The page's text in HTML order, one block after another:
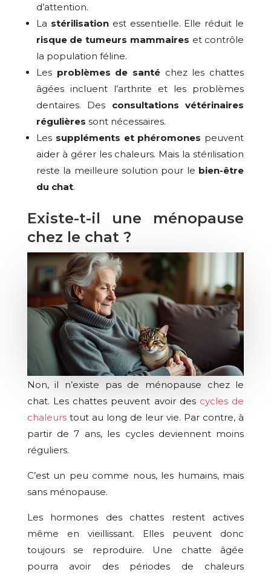
d’attention.
La stérilisationest essentielle. Elle réduit le
risque de tumeurs mammaires et contrôle
la population féline.
Les problèmes de santé chez les chattes
âgées incluent l’arthrite et les problèmes
dentaires. Des consultations vétérinaires
régulières sont nécessaires.
Les suppléments et phéromones peuvent
aider à gérer les chaleurs. Mais la stérilisation
reste la meilleure solution pour le bien-être
du chat.
Existe-t-il une ménopause
chez le chat ?
Non, il n’existe pas de ménopause chez le
chat. Les chattes peuvent avoir des cycles de
chaleurstout au long de leur vie. Par contre, à
partir de 7 ans, les cycles deviennent moins
réguliers.
C’est un peu comme nous, les humains, mais
sans ménopause.
Les hormones des chattes restent actives
même en vieillissant. Elles peuvent donc
toujours se reproduire. Une chatte âgée
pourra avoir des périodes de chaleurs